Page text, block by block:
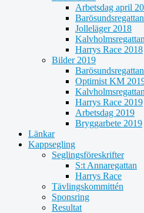
Arbetsdag april
Jolleläger 2018
Harrys Race 2018
Bilder 2019
Optimist KM
Harrys Race 2019
Arbetsdag 2019
Bryggarbete 2019
Länkar
Kappsegling
Seglingsföreskrifter
S:t Annaregattan
Harrys Race
Tävlingskommittén
Sponsring
Resultat